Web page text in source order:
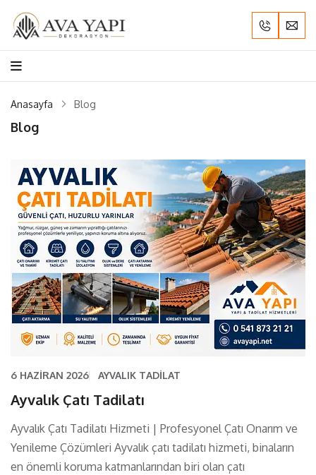
Anasayfa Blog
Blog
6 HAZIRAN 2026 AYVALIK TADILAT
Ayvalık Çatı Tadilatı
Ayvalık Çatı Tadilatı Hizmeti | Profesyonel Çatı Onarım ve
Yenileme Çözümleri Ayvalık çatı tadilatı hizmeti, binaların
en önemli koruma katmanlarından biri olan çatı